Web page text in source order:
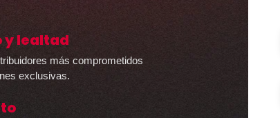
y lealtad
más comprometidos
exclusivas.